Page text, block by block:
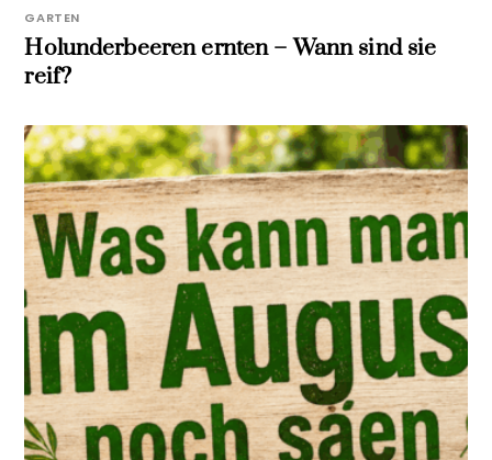
GARTEN
Holunderbeeren ernten – Wann sind sie
reif?